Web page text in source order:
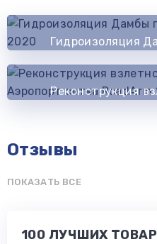
Гидроизоляция
Реконструкция
Отзывы
ПОКАЗАТЬ ВСЕ
100 ЛУЧШИХ